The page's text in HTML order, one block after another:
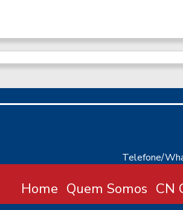
Telefone/
Home Quem Somos CN